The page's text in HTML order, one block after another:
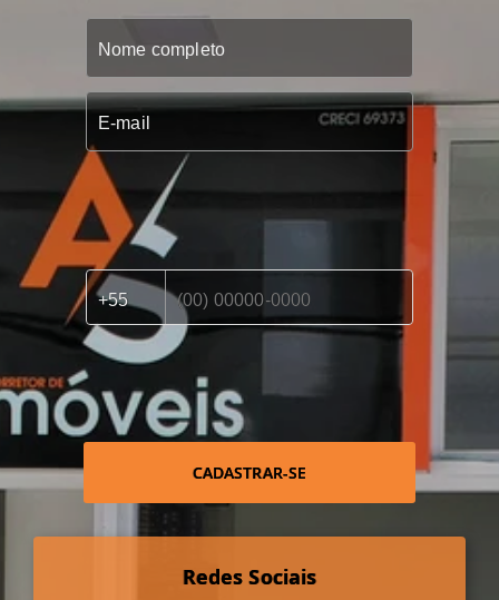
CADASTRAR-SE
Redes Sociais